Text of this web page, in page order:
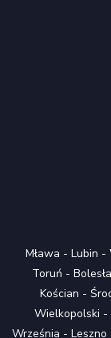
Mława - Lubin -
Toruń -
Kościan -
Wielkopolski -
Września - Leszno